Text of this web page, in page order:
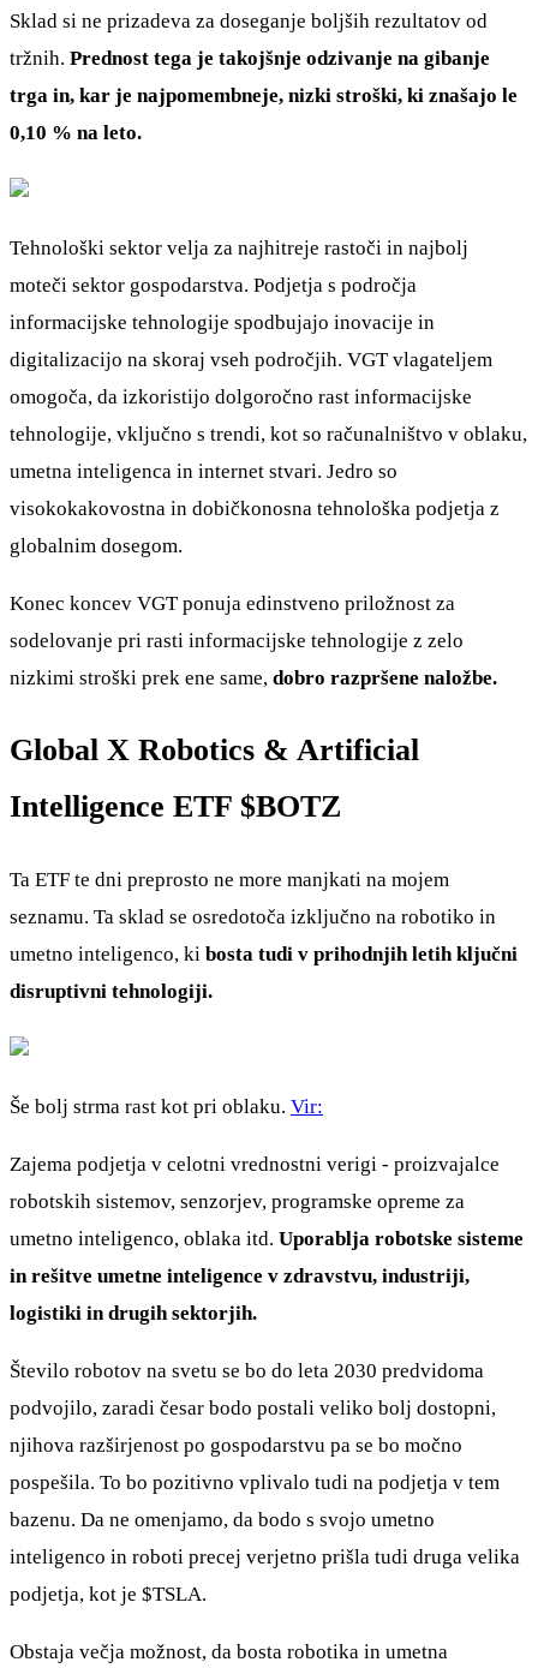
Sklad si ne prizadeva za doseganje boljših rezultatov od
tržnih. Prednost tega je takojšnje odzivanje na gibanje
trga in, kar je najpomembneje, nizki stroški, ki znašajo le
0,10 % na leto.
Tehnološki sektor velja za najhitreje rastoči in najbolj
moteči sektor gospodarstva. Podjetja s področja
informacijske tehnologije spodbujajo inovacije in
digitalizacijo na skoraj vseh področjih. VGT vlagateljem
omogoča, da izkoristijo dolgoročno rast informacijske
tehnologije, vključno s trendi, kot so računalništvo v oblaku,
umetna inteligenca in internet stvari. Jedro so
visokokakovostna in dobičkonosna tehnološka podjetja z
globalnim dosegom.
Konec koncev VGT ponuja edinstveno priložnost za
sodelovanje pri rasti informacijske tehnologije z zelo
nizkimi stroški prek ene same, dobro razpršene naložbe.
Global X Robotics & Artificial
Intelligence ETF $BOTZ
Ta ETF te dni preprosto ne more manjkati na mojem
seznamu. Ta sklad se osredotoča izključno na robotiko in
umetno inteligenco, ki bosta tudi v prihodnjih letih ključni
disruptivni tehnologiji.
Še bolj strma rast kot pri oblaku. Vir:
Zajema podjetja v celotni vrednostni verigi - proizvajalce
robotskih sistemov, senzorjev, programske opreme za
umetno inteligenco, oblaka itd. Uporablja robotske sisteme
in rešitve umetne inteligence v zdravstvu, industriji,
logistiki in drugih sektorjih.
Število robotov na svetu se bo do leta 2030 predvidoma
podvojilo, zaradi česar bodo postali veliko bolj dostopni,
njihova razširjenost po gospodarstvu pa se bo močno
pospešila. To bo pozitivno vplivalo tudi na podjetja v tem
bazenu. Da ne omenjamo, da bodo s svojo umetno
inteligenco in roboti precej verjetno prišla tudi druga velika
podjetja, kot je $TSLA.
Obstaja večja možnost, da bosta robotika in umetna